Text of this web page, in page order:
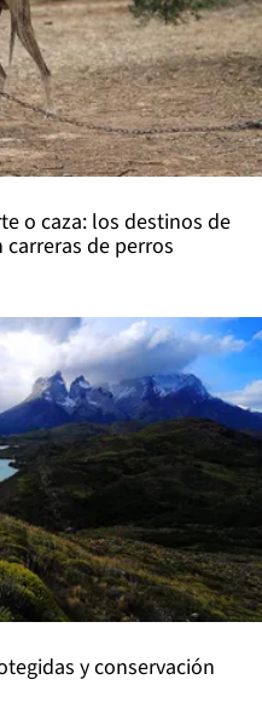
o caza: los destinos de
de perros
y conservación